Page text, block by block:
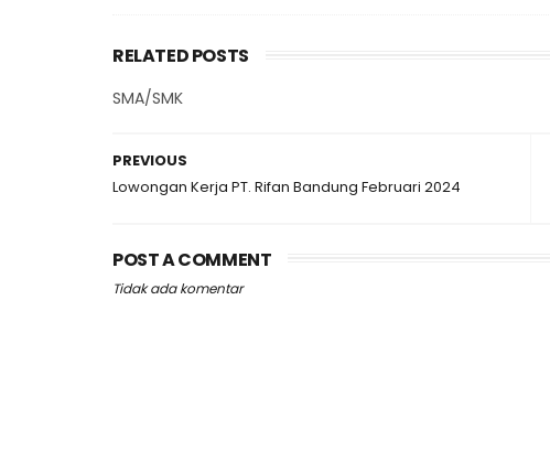
RELATED POSTS
SMA/SMK
PREVIOUS
Lowongan Kerja PT. Rifan Bandung Februari 2024
POST A COMMENT
Tidak ada komentar